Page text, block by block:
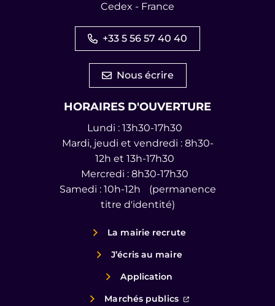
Cedex - France
+33 5 56 57 40 40
Nous écrire
HORAIRES D'OUVERTURE
Lundi : 13h30-17h30
Mardi, jeudi et vendredi : 8h30-
12h et 13h-17h30
Mercredi : 8h30-17h30
Samedi : 10h-12h (permanence
titre d'identité)
La mairie recrute
J’écris au maire
Application
Marchés publics
(ouverture dans